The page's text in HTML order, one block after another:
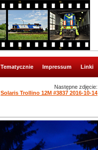
Tematycznie Impressum Linki
Następne zdjęcie:
Solaris Trollino 12M #3837 2016-10-14